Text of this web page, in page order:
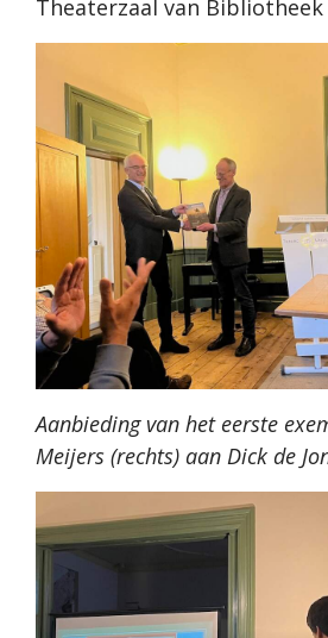
Theaterzaal van Bibliotheek
Aanbieding van het eerste
Meijers (rechts) aan Dick de